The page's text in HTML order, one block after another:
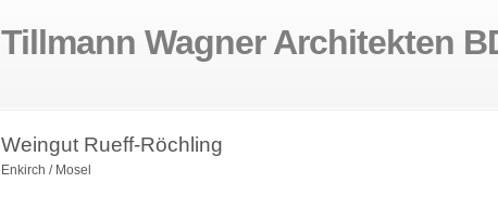
Tillmann Wagner Architekten
Weingut Rueff-Röchling
Enkirch / Mosel